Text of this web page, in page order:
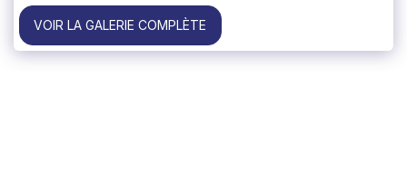
VOIR LA GALERIE COMPLÈTE